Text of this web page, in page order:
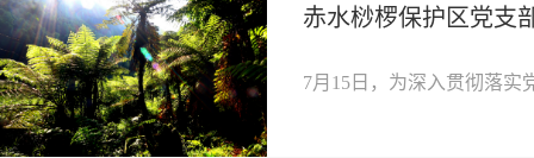
赤水桫椤保护区党支
7月15日，为深入贯彻落